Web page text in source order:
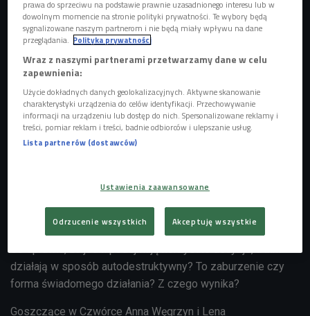
nas podejmuje niekorzystne działania mimo konsekwencji.
działają w sposób autodestruktywny? To zaburzenie czy
forma świadomego działania? Z czego wynika?
Goszczące w Czwórce Anna Węgrzyn i Lena
prawa do sprzeciwu na podstawie prawnie uzasadnionego interesu lub w
dowolnym momencie na stronie polityki prywatności. Te wybory będą
sygnalizowane naszym partnerom i nie będą miały wpływu na dane
przeglądania. Polityka prywatności
Wraz z naszymi partnerami przetwarzamy dane w celu
zapewnienia:
Użycie dokładnych danych geolokalizacyjnych. Aktywne skanowanie
charakterystyki urządzenia do celów identyfikacji. Przechowywanie
informacji na urządzeniu lub dostęp do nich. Spersonalizowane reklamy i
treści, pomiar reklam i treści, badnie odbiorców i ulepszanie usług.
Lista partnerów (dostawców)
Ustawienia zaawansowane
Odrzucenie wszystkich Akceptuję wszystkie